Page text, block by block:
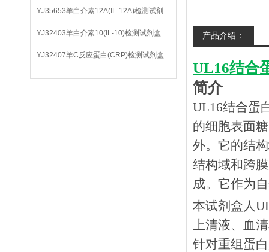
盒
YJ35653羊白介素12A(IL-12A)检测试剂
盒
YJ32403羊白介素10(IL-10)检测试剂盒
YJ32407羊C反应蛋白(CRP)检测试剂盒
产品介绍：
UL16结合
简介
UL16结合蛋
的细胞表面
外。它的结
结构域和跨
成。它作为
本试剂盒人
上清液、血
针对重组蛋